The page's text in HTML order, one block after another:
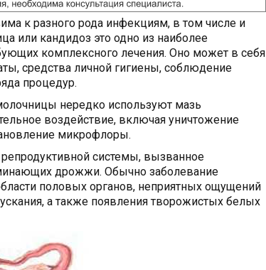
к разного рода инфекциям, в том числе и
или кандидоз это одно из наиболее
комплексного лечения. Оно может в себя
средства личной гигиены, соблюдение
процедур.
нередко используют мазь
воздействие, включая уничтожение
микрофлоры.
системы, вызванное
дрожжи. Обычно заболевание
половых органов, неприятных ощущений
а также появления творожистых белых